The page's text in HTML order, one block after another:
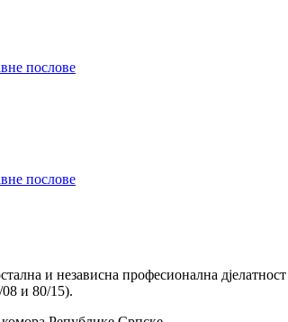
послове
послове
и независна професионална
и 80/15).